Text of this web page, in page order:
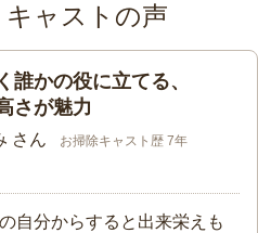
キャストの声
誰かの役に立てる、
さが魅力
さん お掃除キャスト歴 7年
自分からすると出来栄えも